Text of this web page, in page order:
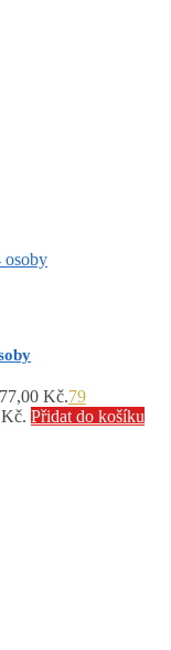
Kč.79
Přidat do košíku